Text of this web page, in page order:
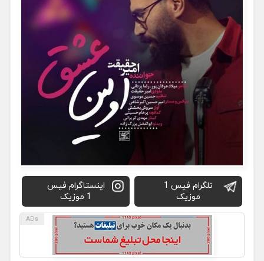
تلگرام فیس 1
موزیک
اینستاگرام فیس
1 موزیک